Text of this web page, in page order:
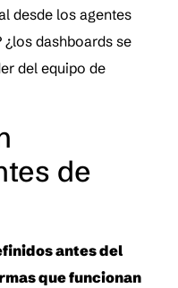
desde los agentes
dashboards se
del equipo de
de
antes del
que funcionan